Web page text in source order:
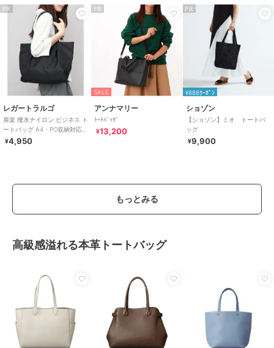
PR
レガートラルゴ
肩楽 撥水ナイロン ビジネス ト
ートバッグ A4・PC収納対応
軽量 肩楽シリーズ
¥4,950
PR
SALE
アンナマリー
ﾄｰﾄﾊﾞｯｸﾞ
¥13,200
PR
¥888ｸｰﾎﾟﾝ
ショゾン
【ショゾン】ミオ トートバ
ッグ
¥9,900
もっとみる
高級感溢れる本革トートバッグ